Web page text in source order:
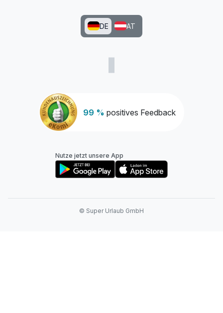
99 % positives Feedback
DE AT
Nutze jetzt unsere App
© Super Urlaub GmbH